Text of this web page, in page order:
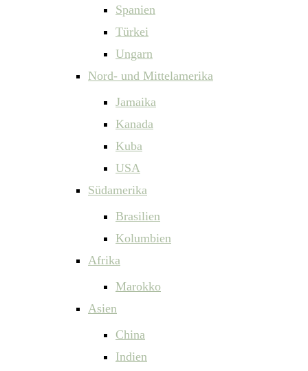
Spanien
Türkei
Ungarn
Nord- und Mittelamerika
Jamaika
Kanada
Kuba
USA
Südamerika
Brasilien
Kolumbien
Afrika
Marokko
Asien
China
Indien